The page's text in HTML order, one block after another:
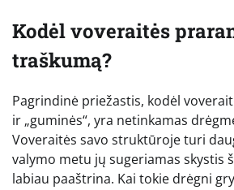
Kodėl voveraitės
traškumą?
Pagrindinė priežastis, kodėl
ir „guminės“, yra netinkamas
Voveraitės savo struktūroje turi
valymo metu jų sugeriamas skystis
labiau paaštrina. Kai tokie drėgni